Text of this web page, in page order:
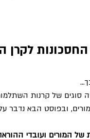
סוגים של קרנות
ובפוסט הבא נדבר
של המורים ועובדי